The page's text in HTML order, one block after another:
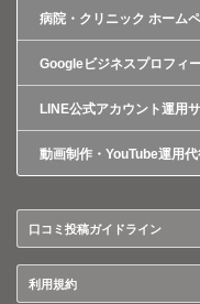
病院・クリニック ホーム
Googleビジネスプロフィ
LINE公式アカウント運用
動画制作・YouTube運用
口コミ投稿ガイドライン
利用規約